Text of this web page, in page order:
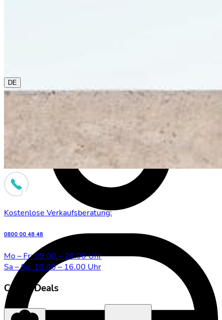
DE
Kostenlose Verkaufsberatung:
0800 00 48 48
Mo – Fr: 09.00 – 20.00 Uhr
Sa – So: 10.00 – 16.00 Uhr
Clever Deals